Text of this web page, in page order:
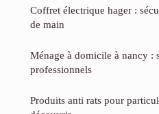
Coffret électrique hager :
de main
Ménage à domicile à nancy :
professionnels
Produits anti rats pour